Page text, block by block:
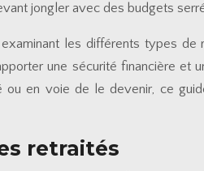
jongler avec des budgets
les différents types
une sécurité financière et
en voie de le devenir, ce
retraités